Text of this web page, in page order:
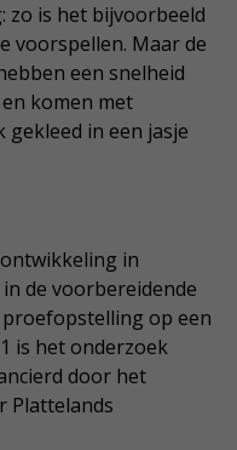
zo is het bijvoorbeeld
voorspellen. Maar de
een snelheid
komen met
in een jasje
in
de voorbereidende
op een
is het onderzoek
door het
Plattelands